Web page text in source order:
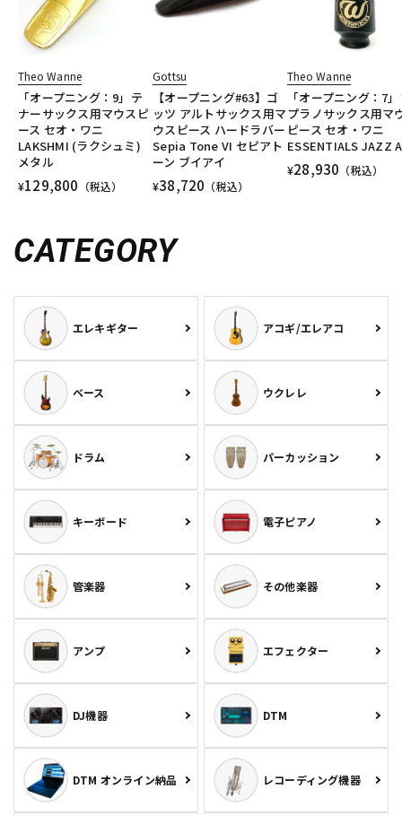
Theo Wanne
「オープニング：9」テ
ナーサックス用マウスピ
ース セオ・ワニ
LAKSHMI (ラクシュミ)
メタル
¥129,800 （税込）
Gottsu
【オープニング#63】ゴ
ッツ アルトサックス用マ
ウスピース ハードラバー
Sepia Tone VI セピアト
ーン ブイアイ
¥38,720 （税込）
Theo Wanne
「オープニング：7
プラノサックス用マ
ピース セオ・ワニ
ESSENTIALS JAZZ
¥28,930 （税込）
CATEGORY
エレキギター アコギ/エレアコ
ベース ウクレレ
ドラム パーカッション
キーボード 電子ピアノ
管楽器 その他楽器
アンプ エフェクター
DJ機器 DTM
DTM オンライン納品 レコーディング機器